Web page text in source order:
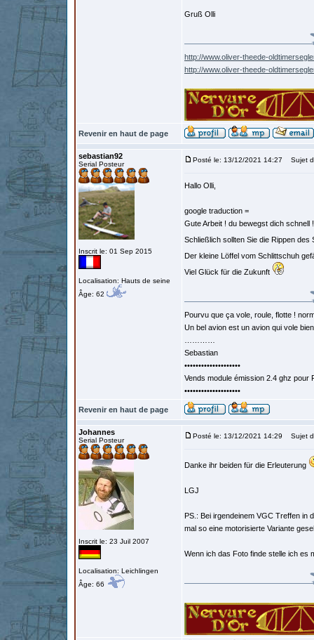
Gruß Olli
http://www.oliver-theede-
http://www.oliver-theede-
Revenir en haut de page
sebastian92
Serial Posteur
Inscrit le: 01 Sep 2015
Localisation: Hauts de seine
Âge: 62
Posté le: 13/12/2021 14:27 Sujet
Hallo Olli,
google traduction =
Gute Arbeit ! du bewegst dich schnell !
Schließlich sollten Sie die Rippen
Der kleine Löffel vom Schlittschuh
Viel Glück für die Zukunft
Pourvu que ça vole, roule, flotte !
Un bel avion est un avion qui vole
Sebastian
••••••••••••••••••••
Vends module émission 2.4 ghz
••••••••••••••••••••
Revenir en haut de page
Johannes
Serial Posteur
Inscrit le: 23 Juil 2007
Localisation: Leichlingen
Âge: 66
Posté le: 13/12/2021 14:29 Sujet
Danke ihr beiden für die Erleuterung
LGJ
PS.: Bei irgendeinem VGC Treffen in
mal so eine motorisierte Variante
Wenn ich das Foto finde stelle ich es